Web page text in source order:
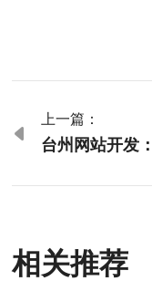

上一篇：
台州网站开发
相关推荐